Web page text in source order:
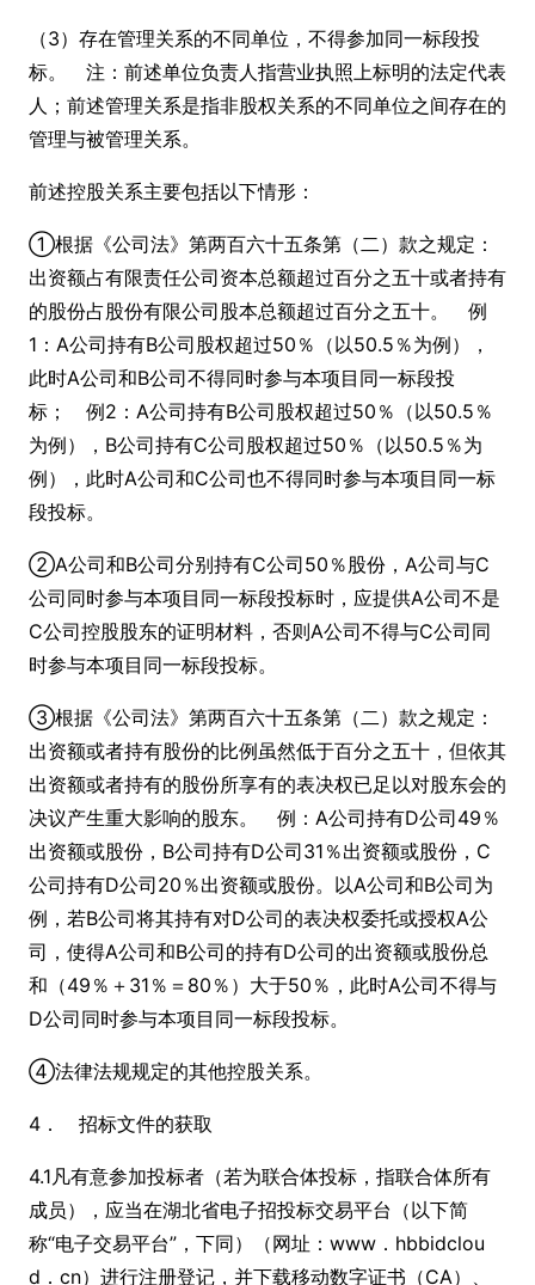
（3）存在管理关系的不同单位，不得参加同一标段投
标。 注：前述单位负责人指营业执照上标明的法定代表
人；前述管理关系是指非股权关系的不同单位之间存在的
管理与被管理关系。
前述控股关系主要包括以下情形：
①根据《公司法》第两百六十五条第（二）款之规定：
出资额占有限责任公司资本总额超过百分之五十或者持有
的股份占股份有限公司股本总额超过百分之五十。 例
1：A公司持有B公司股权超过50％（以50.5％为例），
此时A公司和B公司不得同时参与本项目同一标段投
标； 例2：A公司持有B公司股权超过50％（以50.5％
为例），B公司持有C公司股权超过50％（以50.5％为
例），此时A公司和C公司也不得同时参与本项目同一标
段投标。
②A公司和B公司分别持有C公司50％股份，A公司与C
公司同时参与本项目同一标段投标时，应提供A公司不是
C公司控股股东的证明材料，否则A公司不得与C公司同
时参与本项目同一标段投标。
③根据《公司法》第两百六十五条第（二）款之规定：
出资额或者持有股份的比例虽然低于百分之五十，但依其
出资额或者持有的股份所享有的表决权已足以对股东会的
决议产生重大影响的股东。 例：A公司持有D公司49％
出资额或股份，B公司持有D公司31％出资额或股份，C
公司持有D公司20％出资额或股份。以A公司和B公司为
例，若B公司将其持有对D公司的表决权委托或授权A公
司，使得A公司和B公司的持有D公司的出资额或股份总
和（49％＋31％＝80％）大于50％，此时A公司不得与
D公司同时参与本项目同一标段投标。
④法律法规规定的其他控股关系。
4． 招标文件的获取
4.1凡有意参加投标者（若为联合体投标，指联合体所有
成员），应当在湖北省电子招投标交易平台（以下简
称“电子交易平台”，下同）（网址：www．hbbidclou
d．cn）进行注册登记，并下载移动数字证书（CA）、